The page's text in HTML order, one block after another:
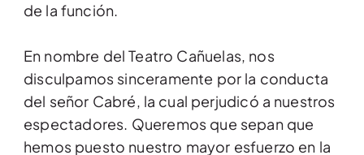
de la función.
En nombre del Teatro Cañuelas, nos
disculpamos sinceramente por la conducta
del señor Cabré, la cual perjudicó a nuestros
espectadores. Queremos que sepan que
hemos puesto nuestro mayor esfuerzo en la